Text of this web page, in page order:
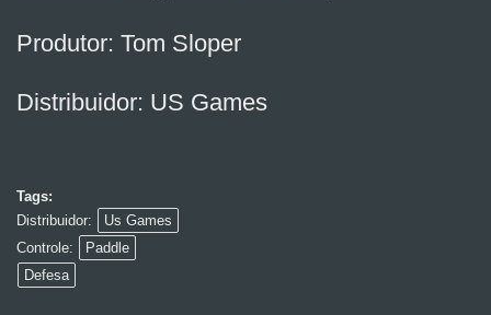
Produtor: Tom Sloper
Distribuidor: US Games
Tags:
Distribuidor:
Us Games
Controle:
Paddle
Defesa